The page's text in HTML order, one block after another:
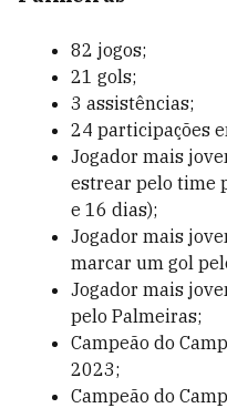
82 jogos;
21 gols;
3 assistências;
24 participações
Jogador mais
estrear pelo time
e 16 dias);
Jogador mais
marcar um gol
Jogador mais
pelo Palmeiras;
Campeão do
2023;
Campeão do